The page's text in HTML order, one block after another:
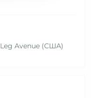
Leg Avenue (США)